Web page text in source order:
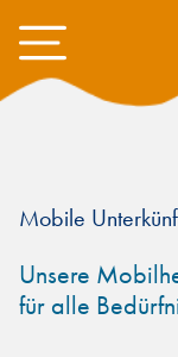
Mobile
Unsere
für alle